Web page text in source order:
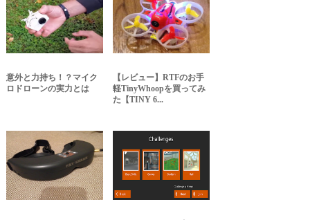
意外と力持ち！？マイク
ロドローンの実力とは
【レビュー】RTFのお手
軽TinyWhoopを買ってみ
た【TINY 6...